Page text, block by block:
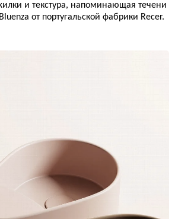
и текстура, напоминающая течени
от португальской фабрики Recer.